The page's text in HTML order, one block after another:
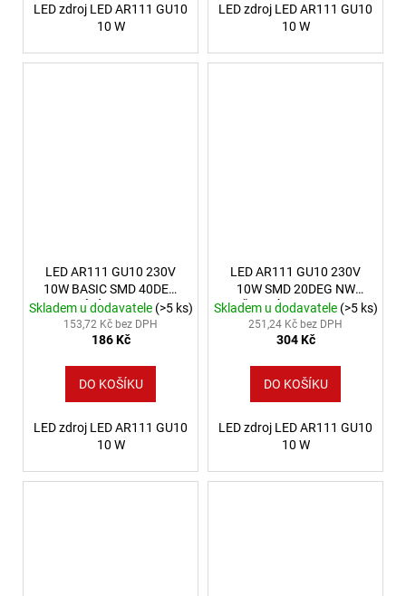
LED zdroj LED AR111 GU10
10 W
LED zdroj LED AR111 GU10
10 W
LED AR111 GU10 230V
10W BASIC SMD 40DEG
WW BÍLÉ SPEKTRUM
Skladem u dodavatele (>5 ks)
153,72 Kč bez DPH
186 Kč
DO KOŠÍKU
LED zdroj LED AR111 GU10
10 W
LED AR111 GU10 230V
10W SMD 20DEG NW
ČERNÁ SPEKTRUM
5LETÁ ZÁRUKA
Skladem u dodavatele (>5 ks)
251,24 Kč bez DPH
304 Kč
DO KOŠÍKU
LED zdroj LED AR111 GU10
10 W